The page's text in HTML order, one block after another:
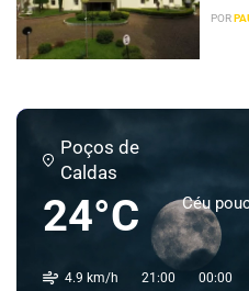
POR
Poços de
Caldas
24°C Céu
4.9 km/h 21:00 00:00